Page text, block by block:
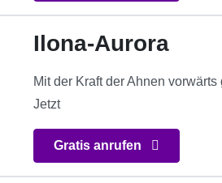
Ilona-Aurora
Mit der Kraft der Ahnen
Jetzt
Gratis anrufen